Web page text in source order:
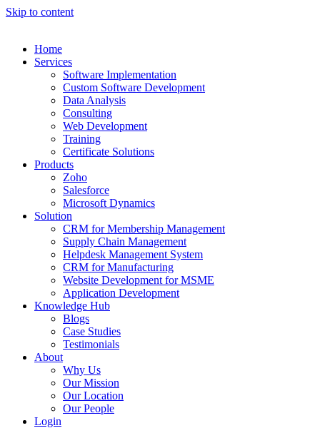
Skip to content
Home
Services
Software Implementation
Custom Software Development
Data Analysis
Consulting
Web Development
Training
Certificate Solutions
Products
Zoho
Salesforce
Microsoft Dynamics
Solution
CRM for Membership Management
Supply Chain Management
Helpdesk Management System
CRM for Manufacturing
Website Development for MSME
Application Development
Knowledge Hub
Blogs
Case Studies
Testimonials
About
Why Us
Our Mission
Our Location
Our People
Login